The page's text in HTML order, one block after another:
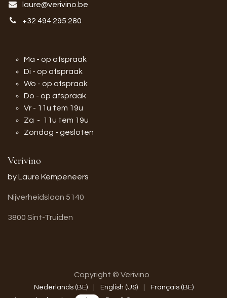
laure@verivino.be
+32 494 295 280
Ma - op afspraak
Di - op afspraak
Wo - op afspraak
Do - op afspraak
Vr - 11u tem 19u
Za - 11u tem 19u
Zondag - gesloten
Verivino
by Laure Kempeneers
Nijverheidslaan 5140
3800 Sint-Truiden
Copyright © Verivino
Nederlands (BE) English (US)
Français (BE)